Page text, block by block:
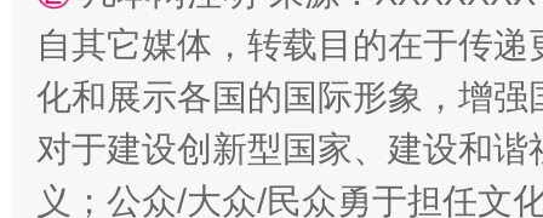
自其它媒体，转载目的在于传
化和展示各国的国际形象，增
对于建设创新型国家、建设和
义；公众/大众/民众勇于担任文